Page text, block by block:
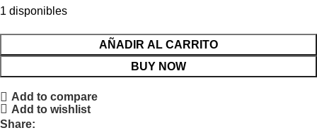
1 disponibles
AÑADIR AL CARRITO
BUY NOW
Add to compare
Add to wishlist
Share: